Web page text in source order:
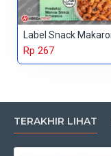
Rp 267
TERAKHIR LIHAT